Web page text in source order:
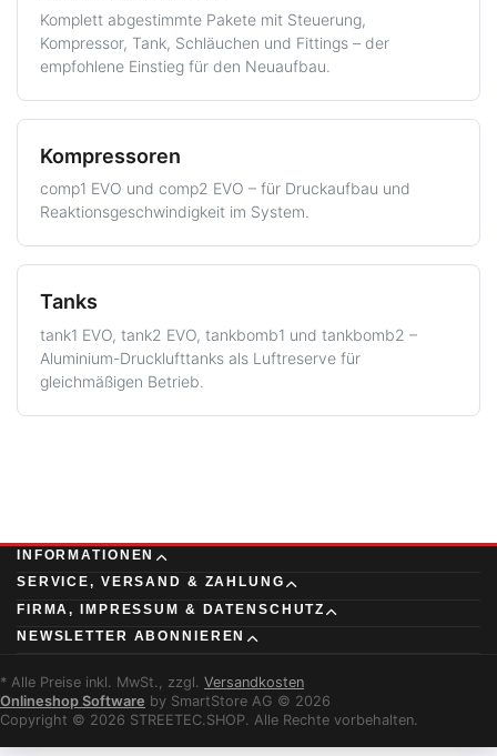
Komplett abgestimmte Pakete mit Steuerung,
Kompressor, Tank, Schläuchen und Fittings – der
empfohlene Einstieg für den Neuaufbau.
Kompressoren
comp1 EVO und comp2 EVO – für Druckaufbau und
Reaktionsgeschwindigkeit im System.
Tanks
tank1 EVO, tank2 EVO, tankbomb1 und tankbomb2 –
Aluminium-Drucklufttanks als Luftreserve für
gleichmäßigen Betrieb.
INFORMATIONEN
SERVICE, VERSAND & ZAHLUNG
FIRMA, IMPRESSUM & DATENSCHUTZ
NEWSLETTER ABONNIEREN
* Alle Preise inkl. MwSt., zzgl. Versandkosten
Onlineshop Software by SmartStore AG © 2026
Copyright © 2026 STREETEC.SHOP. Alle Rechte vorbehalten.